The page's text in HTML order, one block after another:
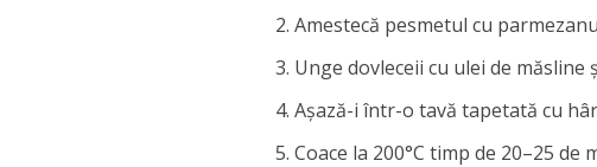
Amestecă pesmetul cu
Unge dovleceii cu ulei de
Așază-i într-o tavă tapetată cu
Coace la 200°C timp de 20–25